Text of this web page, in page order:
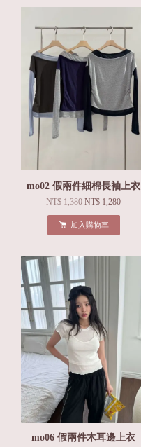
mo02 假兩件細棉長袖上衣
NT$ 1,380NT$ 1,280
加入購物車
mo06 假兩件木耳邊上衣